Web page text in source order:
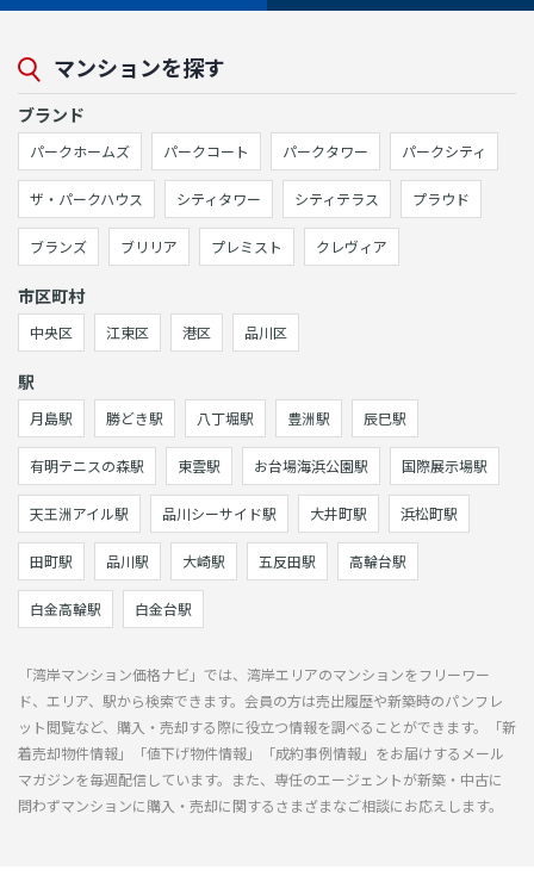
マンションを探す
ブランド
パークホームズ パークコート パークタワー パークシティ
ザ・パークハウス シティタワー シティテラス プラウド
ブランズ ブリリア プレミスト クレヴィア
市区町村
中央区 江東区 港区 品川区
駅
月島駅 勝どき駅 八丁堀駅 豊洲駅 辰巳駅
有明テニスの森駅 東雲駅 お台場海浜公園駅 国際展示場駅
天王洲アイル駅 品川シーサイド駅 大井町駅 浜松町駅
田町駅 品川駅 大崎駅 五反田駅 高輪台駅
白金高輪駅 白金台駅
「湾岸マンション価格ナビ」では、湾岸エリアのマンションをフリーワー
ド、エリア、駅から検索できます。会員の方は売出履歴や新築時のパンフレ
ット閲覧など、購入・売却する際に役立つ情報を調べることができます。「新
着売却物件情報」「値下げ物件情報」「成約事例情報」をお届けするメール
マガジンを毎週配信しています。また、専任のエージェントが新築・中古に
問わずマンションに購入・売却に関するさまざまなご相談にお応えします。